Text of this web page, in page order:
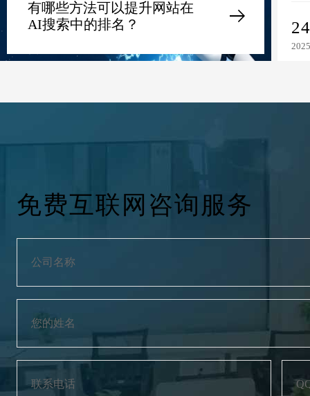
有哪些方法可以提升网站在
AI搜索中的排名？
24
免费互联网咨询服务